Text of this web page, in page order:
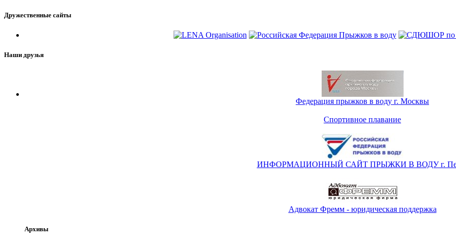
Дружественные сайты
Наши друзья
Федерация прыжков в воду г. Москвы
Спортивное плавание
ИНФОРМАЦИОННЫЙ САЙТ ПРЫЖКИ В ВОДУ г.
Адвокат Фремм - юридическая поддержка
Архивы